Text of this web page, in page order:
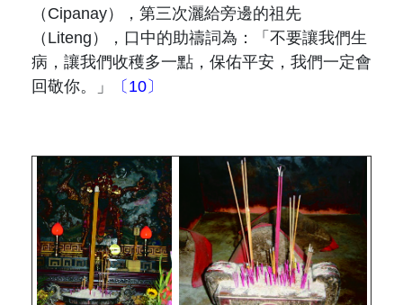
（ Cipanay），第三次灑給旁邊的祖先
（ Liteng ），口中的助禱詞為：「不要讓我們生
病，讓我們收穫多一點，保佑平安，我們一定會
回敬你。」
〔10〕